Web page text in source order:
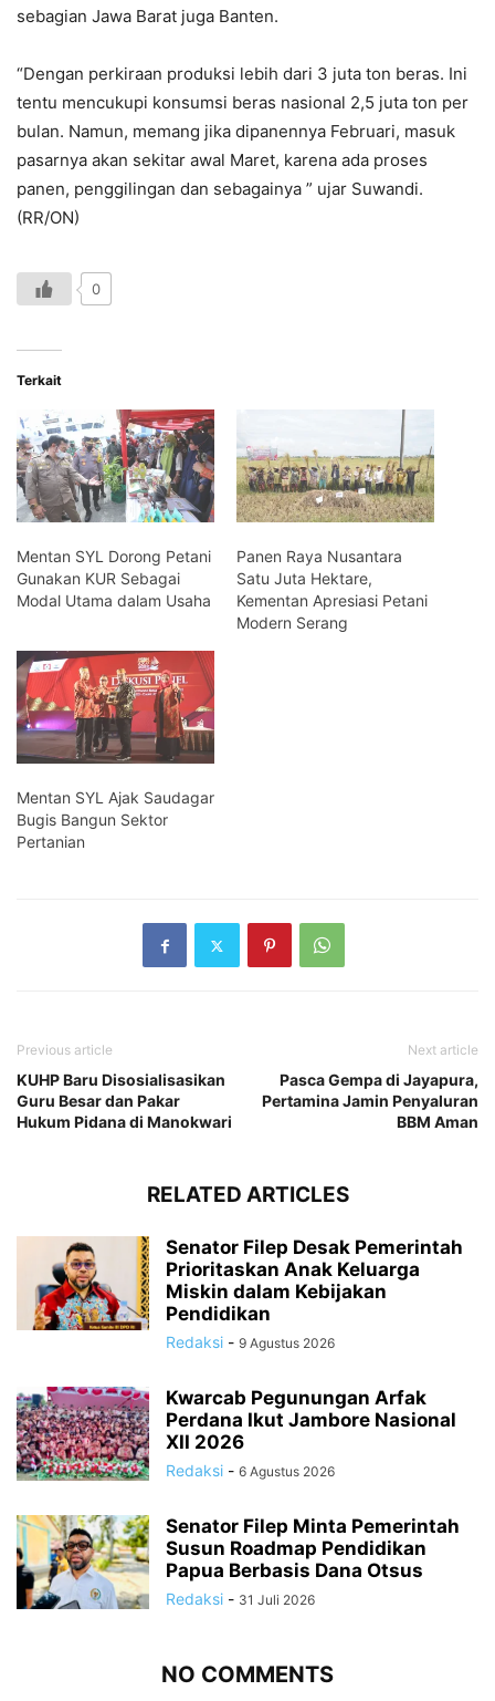
sebagian Jawa Barat juga Banten.
“Dengan perkiraan produksi lebih dari 3 juta ton beras. Ini
tentu mencukupi konsumsi beras nasional 2,5 juta ton per
bulan. Namun, memang jika dipanennya Februari, masuk
pasarnya akan sekitar awal Maret, karena ada proses
panen, penggilingan dan sebagainya ” ujar Suwandi.
(RR/ON)
0
Terkait
Mentan SYL Dorong Petani
Gunakan KUR Sebagai
Modal Utama dalam Usaha
Panen Raya Nusantara
Satu Juta Hektare,
Kementan Apresiasi Petani
Modern Serang
Mentan SYL Ajak Saudagar
Bugis Bangun Sektor
Pertanian
Previous article
KUHP Baru Disosialisasikan
Guru Besar dan Pakar
Hukum Pidana di Manokwari
Next article
Pasca Gempa di Jayapura,
Pertamina Jamin Penyaluran
BBM Aman
RELATED ARTICLES
Senator Filep Desak Pemerintah
Prioritaskan Anak Keluarga
Miskin dalam Kebijakan
Pendidikan
Redaksi - 9 Agustus 2026
Kwarcab Pegunungan Arfak
Perdana Ikut Jambore Nasional
XII 2026
Redaksi - 6 Agustus 2026
Senator Filep Minta Pemerintah
Susun Roadmap Pendidikan
Papua Berbasis Dana Otsus
Redaksi - 31 Juli 2026
NO COMMENTS